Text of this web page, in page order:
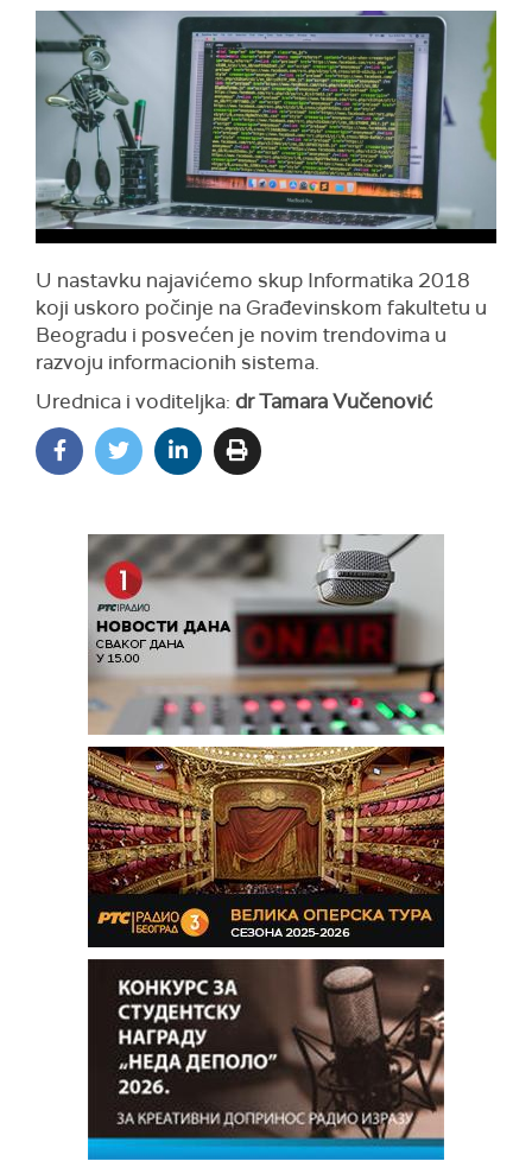
U nastavku najavićemo skup Informatika 2018
koji uskoro počinje na Građevinskom fakultetu u
Beogradu i posvećen je novim trendovima u
razvoju informacionih sistema.
Urednica i voditeljka: dr Tamara Vučenović